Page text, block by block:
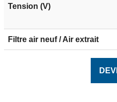
Tension (V)
Filtre air neuf / Air extrait